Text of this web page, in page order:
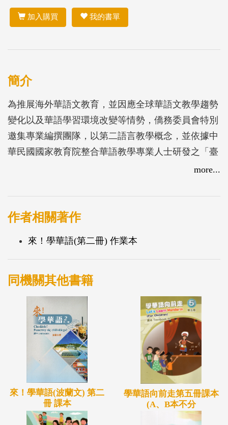
加入購買 我的書單
簡介
為推展海外華語文教育，並因應全球華語文教學趨勢
變化以及華語學習環境改變等情勢，僑務委員會特別
邀集專業編撰團隊，以第二語言教學概念，並依據中
華民國國家教育院整合華語教學專業人士研發之「臺
灣華語文能力基準（TBCL）」語詞分級第一級至第
人士學習之華語教材，期透過自然對話的方式，學習
日常生活所需之應對詞彙，以奠定華語文的基礎，並
more...
作者相關著作
來！學華語(第二冊) 作業本
同機關其他書籍
來！學華語(波蘭文) 第二
冊 課本
學華語向前走第五冊課本
(A、B本不分